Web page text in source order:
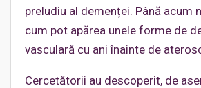
preludiu al demenței. Până acum
cum pot apărea unele forme de
vasculară cu ani înainte de
Cercetătorii au descoperit, de